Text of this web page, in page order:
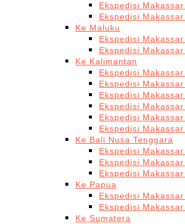
Ekspedisi
Ekspedisi
Ke Maluku
Ekspedisi
Ekspedisi
Ke Kalimantan
Ekspedisi
Ekspedisi
Ekspedisi
Ekspedisi
Ekspedisi
Ekspedisi
Ke Bali Nusa Tenggara
Ekspedisi
Ekspedisi
Ekspedisi
Ke Papua
Ekspedisi
Ekspedisi
Ke Sumatera